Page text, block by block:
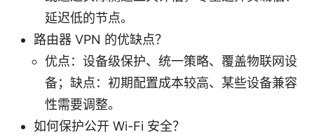
延迟低的节点。
路由器 VPN 的优缺点？
优点：设备级保护、统一策略、覆盖物联网设
备；缺点：初期配置成本较高、某些设备兼容
性需要调整。
如何保护公开 Wi-Fi 安全？